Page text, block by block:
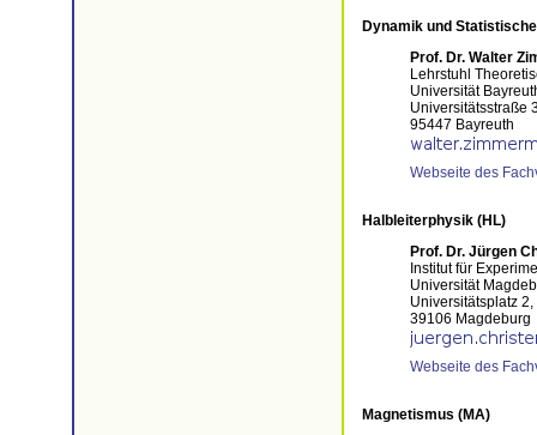
Dynamik und
Prof. Dr. Walter
Lehrstuhl
Universität
Universitätsstraße
95447 Bayreuth
Webseite des
Halbleiterphysik (HL)
Prof. Dr. Jürgen
Institut für
Universität
Universitätsplatz 2,
39106 Magdeburg
Webseite des
Magnetismus (MA)